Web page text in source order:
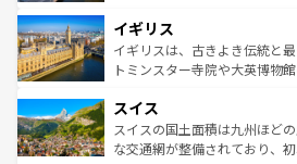
いる。シャンパンの発祥地で
香り高いラベンダー畑など、
らに、パリ以外の地域にも魅
れる地方に足を運ぶとそれぞ
きるだろう。 なお、新
を参照してほしい。
顔を持つこの国は、どこを歩
ルリンの文化的活気、バイエ
してライン川沿いのワイン畑
は、お酒好きな人にはぜひ体験してほし
ドイツ情報はコンテンツ一覧
イギリス
イギリスは、古きよき伝統と
トミンスター寺院や大英博物
リアごとに異なる魅力がある
ティー、ビール好きにはたま
戦など、本場だからこそでき
スイス
スイスの国土面積は九州ほど
な交通網が整備されており、